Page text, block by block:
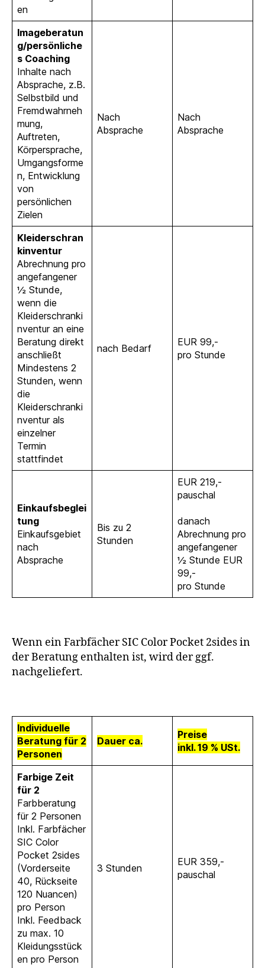
en
Imageberatun
g/persönliche
s Coaching
Inhalte nach
Absprache, z.B.
Selbstbild und
Fremdwahrneh
mung,
Auftreten,
Körpersprache,
Umgangsforme
n, Entwicklung
von
persönlichen
Zielen
Nach
Absprache
Nach
Absprache
Kleiderschran
kinventur
Abrechnung pro
angefangener
½ Stunde,
wenn die
Kleiderschranki
nventur an eine
Beratung direkt
anschließt
Mindestens 2
Stunden, wenn
die
Kleiderschranki
nventur als
einzelner
Termin
stattfindet
nach Bedarf
EUR 99,-
pro Stunde
Einkaufsbeglei
tung
Einkaufsgebiet
nach
Absprache
Bis zu 2
Stunden
EUR 219,-
pauschal
danach
Abrechnung pro
angefangener
½ Stunde EUR
99,-
pro Stunde
Wenn ein Farbfächer SIC Color Pocket 2sides in
der Beratung enthalten ist, wird der ggf.
nachgeliefert.
Individuelle
Beratung für 2
Personen
Dauer ca.
Preise
inkl. 19 % USt.
Farbige Zeit
für 2
Farbberatung
für 2 Personen
Inkl. Farbfächer
SIC Color
Pocket 2sides
(Vorderseite
40, Rückseite
120 Nuancen)
pro Person
Inkl. Feedback
zu max. 10
Kleidungsstück
en pro Person
3 Stunden
EUR 359,-
pauschal